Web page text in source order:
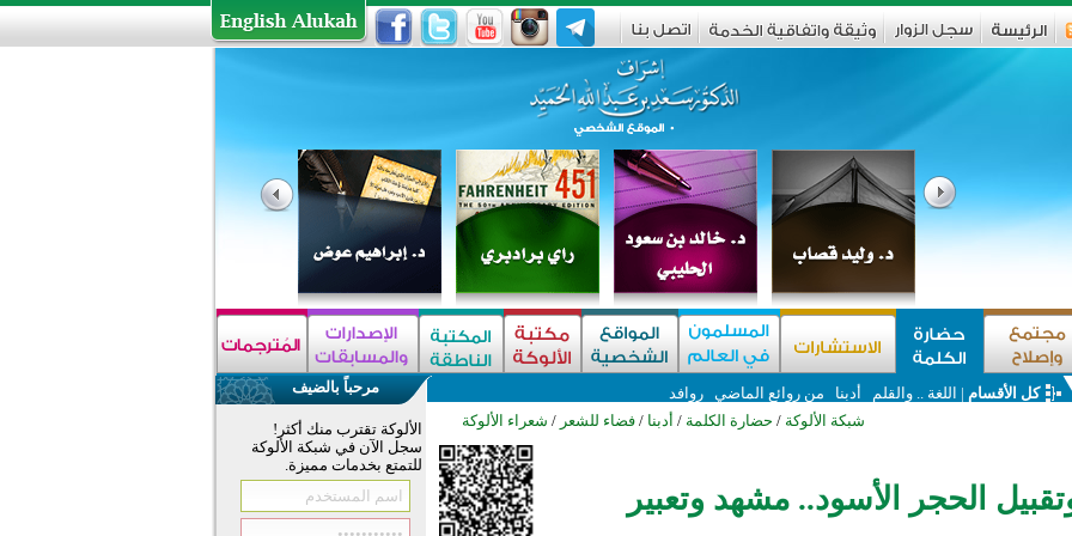
كل الأقسام | اللغة .. والقلم أدبنا من روائع الماضي روافد
شبكة الألوكة / حضارة الكلمة / أدبنا / فضاء للشعر / شعراء الألوكة
وتقبيل الحجر الأسود.. مشهد وتعبير
مرحباً بالضيف
الألوكة تقترب منك أكثر!
سجل الآن في شبكة الألوكة
للتمتع بخدمات مميزة.